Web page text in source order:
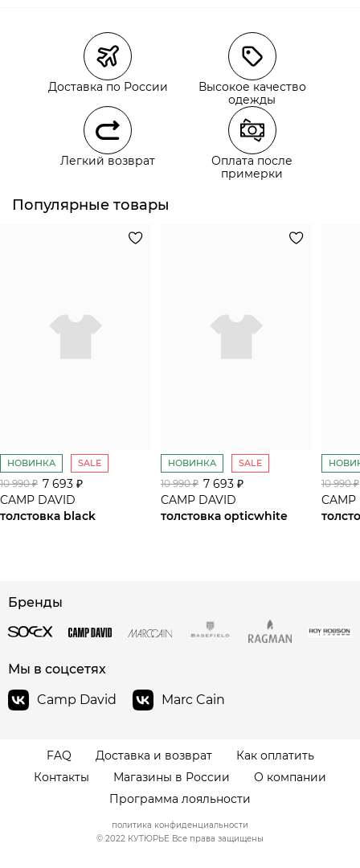
Курьерская доставка СДЭК
Самовывоз из пункта выдачи СДЭК
Самовывоз из наших магазинов
Курьерская доставка СДЭК
Самовывоз из пункта выдачи СДЭК
Доставка по России
Высокое качество
одежды
Легкий возврат
Оплата после
примерки
Популярные товары
НОВИНКА SALE
10 990 ₽ 7 693 ₽
CAMP DAVID
толстовка black
НОВИНКА SALE
10 990 ₽ 7 693 ₽
CAMP DAVID
толстовка opticwhite
10 990 ₽
CAMP
Бренды
Мы в соцсетях
Camp David
Marc Cain
FAQ Доставка и возврат
Как оплатить
Контакты
Магазины в России
О компании
Программа лояльности
© 2022 КУТЮРЬЕ Все права защищены
политика конфиденциальности